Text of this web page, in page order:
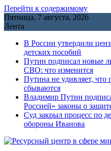
Перейти к содержимому
Пятница, 7 августа, 2026
Лента
В России утвердили
детских пособий
Путин подписал новые
СВО: что изменится
Путина не удивляет, что
сбываются
Владимир Путин
Россией» законы о
Cуд закрыл процесс по
обороны Иванова